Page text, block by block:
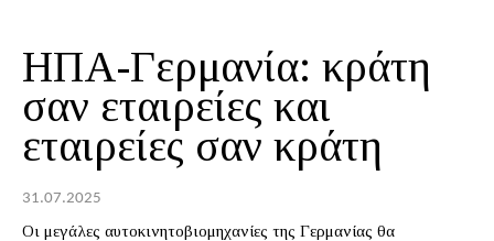
ΗΠΑ-Γερμανία: κράτη
σαν εταιρείες και
εταιρείες σαν κράτη
31.07.2025
Οι μεγάλες αυτοκινητοβιομηχανίες της Γερμανίας θα